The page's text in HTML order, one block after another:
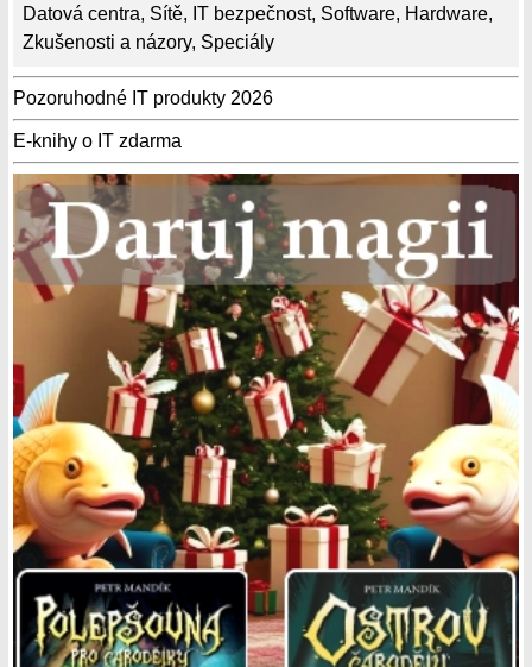
Datová centra, Sítě, IT bezpečnost, Software, Hardware,
Zkušenosti a názory, Speciály
Pozoruhodné IT produkty 2026
E-knihy o IT zdarma